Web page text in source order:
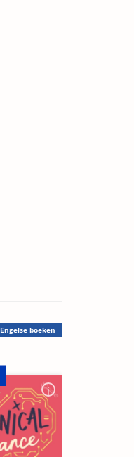
Engelse boeken